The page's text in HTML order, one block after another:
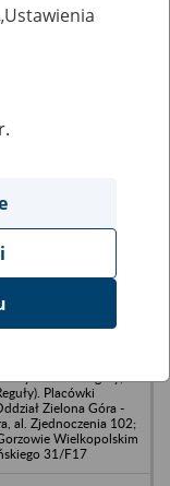
POLSKA Sp. z o.o. -
Placówki
Zielona Góra -
al. Zjednoczenia 102;
Wielkopolskim
31/F17